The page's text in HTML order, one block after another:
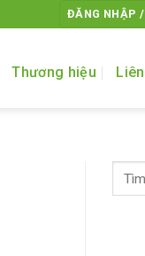
ĐĂNG NHẬP
Thương hiệu